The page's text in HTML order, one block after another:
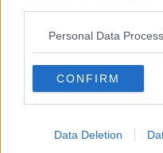
Personal Data
CONFIRM
Data Deletion
E-Goodlife, il
Un milione per la